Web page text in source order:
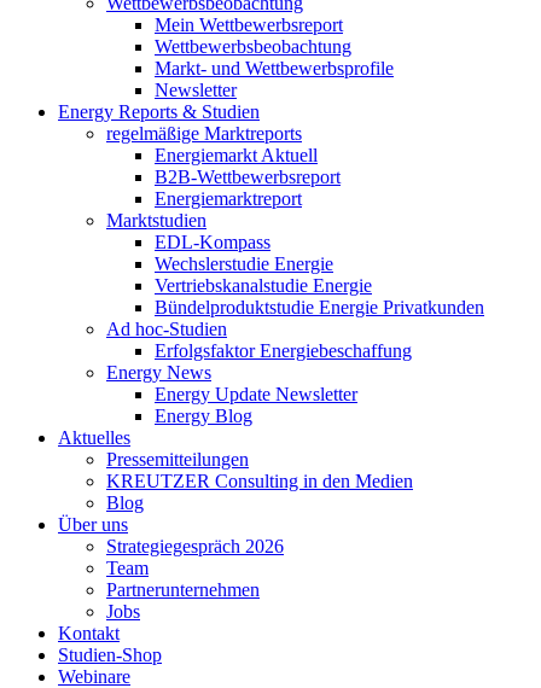
Mein Wettbewerbsreport
Wettbewerbsbeobachtung
Markt- und Wettbewerbsprofile
Newsletter
Energy Reports & Studien
regelmäßige Marktreports
Energiemarkt Aktuell
B2B-Wettbewerbsreport
Energiemarktreport
Marktstudien
EDL-Kompass
Wechslerstudie Energie
Vertriebskanalstudie Energie
Bündelproduktstudie Energie Privatkunden
Ad hoc-Studien
Erfolgsfaktor Energiebeschaffung
Energy News
Energy Update Newsletter
Energy Blog
Aktuelles
Pressemitteilungen
KREUTZER Consulting in den Medien
Blog
Über uns
Strategiegespräch 2026
Team
Partnerunternehmen
Jobs
Kontakt
Studien-Shop
Webinare